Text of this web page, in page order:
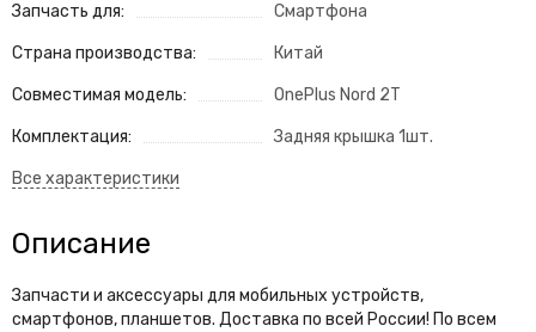
Запчасть для: Смартфона
Страна производства: Китай
Совместимая модель: OnePlus Nord 2T
Комплектация: Задняя крышка 1шт.
Описание
Запчасти и аксессуары для мобильных устройств,
смартфонов, планшетов. Доставка по всей России! По всем